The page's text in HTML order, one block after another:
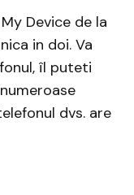
Device de la
in doi. Va
îl puteti
dvs. are